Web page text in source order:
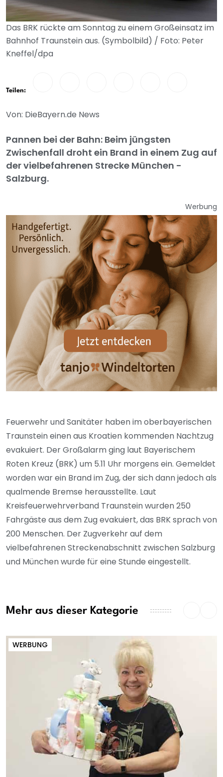
Das BRK rückte am Sonntag zu einem Großeinsatz im
Bahnhof Traunstein aus. (Symbolbild) / Foto: Peter
Kneffel/dpa
Teilen:
Von: DieBayern.de News
Pannen bei der Bahn: Beim jüngsten
Zwischenfall droht ein Brand in einem Zug auf
der vielbefahrenen Strecke München -
Salzburg.
Werbung
Feuerwehr und Sanitäter haben im oberbayerischen
Traunstein einen aus Kroatien kommenden Nachtzug
evakuiert. Der Großalarm ging laut Bayerischem
Roten Kreuz (BRK) um 5.11 Uhr morgens ein. Gemeldet
worden war ein Brand im Zug, der sich dann jedoch als
qualmende Bremse herausstellte. Laut
Kreisfeuerwehrverband Traunstein wurden 250
Fahrgäste aus dem Zug evakuiert, das BRK sprach von
200 Menschen. Der Zugverkehr auf dem
vielbefahrenen Streckenabschnitt zwischen Salzburg
und München wurde für eine Stunde eingestellt.
Mehr aus dieser Kategorie
WERBUNG